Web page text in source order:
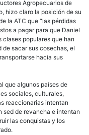
Agropecuarios de
hizo claro la posición de su
la ATC que “las pérdidas
a pagar para que Daniel
clases populares que han
sacar sus cosechas, el
hacia sus
que algunos países de
sociales, culturales,
reaccionarias intentan
sed de revancha e intentan
las conquistas y los